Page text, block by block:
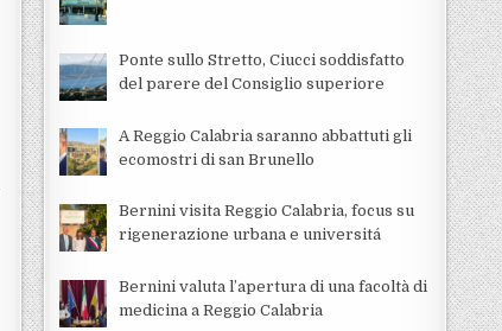
Ponte sullo Stretto, Ciucci soddisfatto
del parere del Consiglio superiore
A Reggio Calabria saranno abbattuti gli
ecomostri di san Brunello
Bernini visita Reggio Calabria, focus su
rigenerazione urbana e universitá
Bernini valuta l’apertura di una facoltà di
medicina a Reggio Calabria